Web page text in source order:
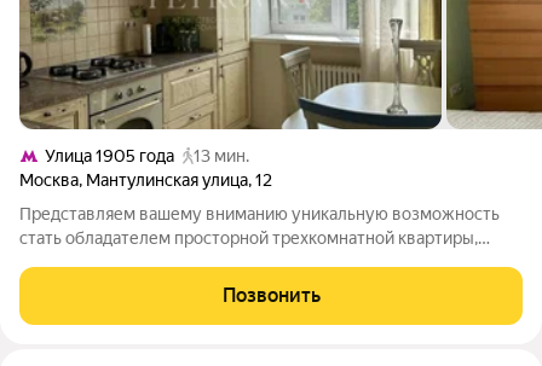
Улица 1905 года
13 мин.
Москва, Мантулинская улица,12
Представляем вашему вниманию уникальную возможность
стать обладателем просторной трехкомнатной квартиры,
а место, где гармонично сочетаются история, современный
комфорт и превосходная
Позвонить